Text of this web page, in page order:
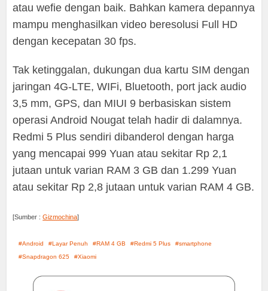
atau wefie dengan baik. Bahkan kamera depannya
mampu menghasilkan video beresolusi Full HD
dengan kecepatan 30 fps.
Tak ketinggalan, dukungan dua kartu SIM dengan
jaringan 4G-LTE, WIFi, Bluetooth, port jack audio
3,5 mm, GPS, dan MIUI 9 berbasiskan sistem
operasi Android Nougat telah hadir di dalamnya.
Redmi 5 Plus sendiri dibanderol dengan harga
yang mencapai 999 Yuan atau sekitar Rp 2,1
jutaan untuk varian RAM 3 GB dan 1.299 Yuan
atau sekitar Rp 2,8 jutaan untuk varian RAM 4 GB.
[Sumber :Gizmochina]
Android Layar Penuh RAM 4 GB Redmi 5 Plus
smartphone
Snapdragon 625
Xiaomi